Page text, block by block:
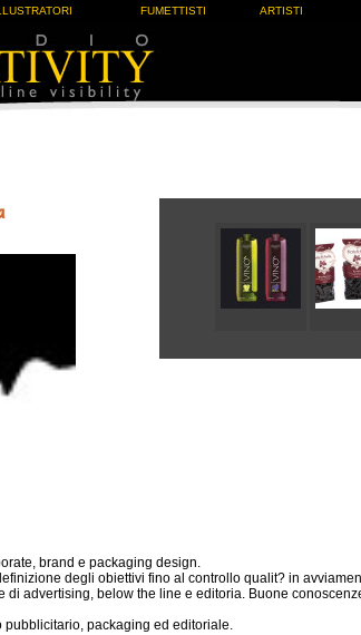
FUMETTISTI ARTISTI
brand e packaging design.
degli obiettivi fino al controllo qualit? in
di advertising, below the line e editoria. Buone
packaging ed editoriale.